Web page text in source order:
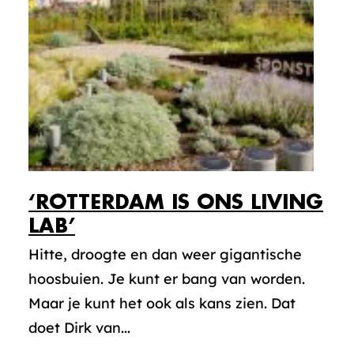
‘ROTTERDAM IS ONS LIVING
LAB’
Hitte, droogte en dan weer gigantische
hoosbuien. Je kunt er bang van worden.
Maar je kunt het ook als kans zien. Dat
doet Dirk van...